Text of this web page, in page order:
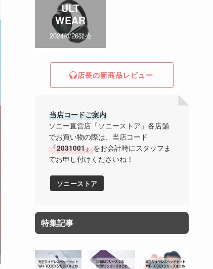
ULT
WEAR
2024/4/26発売
店長の新商品レビュー
当店コードご案内
ソニー直営店「ソニーストア」各店舗
でお買い物の際は、当店コード
「2031001」をお会計時にスタッフま
でお申し付けくださいね！
ソニーストア
特集記事